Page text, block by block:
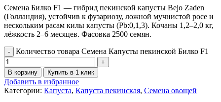
Семена Билко F1 — гибрид пекинской капусты Bejo Zaden
(Голландия), устойчив к фузариозу, ложной мучнистой росе и
нескольким расам килы капусты (Pb:0,1,3). Кочаны 1,2–2,0 кг,
лёжкость 2–6 месяцев. Фасовка 2500 семян.
Количество товара Семена Капусты пекинской Билко F1
В корзину Купить в 1 клик
Добавить в избранное
Категории: Капуста, Капуста пекинская, Семена овощей